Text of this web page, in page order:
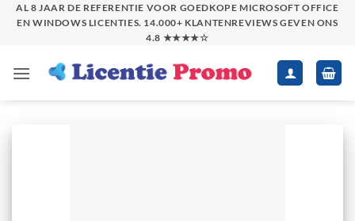
SkipAL 8 JAAR DE REFERENTIE VOOR GOEDKOPE MICROSOFT OFFICE
EN WINDOWS LICENTIES. 14.000+ KLANTENREVIEWS GEVEN ONS
4.8 ★★★★☆